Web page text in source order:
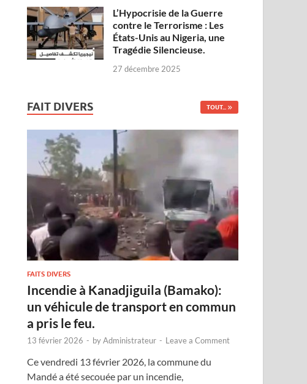
L’Hypocrisie de la Guerre
contre le Terrorisme : Les
États-Unis au Nigeria, une
Tragédie Silencieuse.
27 décembre 2025
FAIT DIVERS TOUT...
FAITS DIVERS
Incendie à Kanadjiguila (Bamako):
un véhicule de transport en commun
a pris le feu.
13 février 2026 - byAdministrateur - Leave a Comment
Ce vendredi 13 février 2026, la commune du
Mandé a été secouée par un incendie,